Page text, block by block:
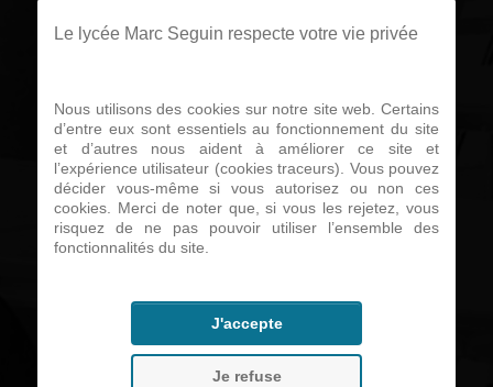
sont toujours
Liens utiles...
stages
• Télécharger une convention
Le lycée Marc Seguin respecte votre vie privée
Nous utilisons des cookies sur notre site web. Certains
d’entre eux sont essentiels au fonctionnement du site
et d’autres nous aident à améliorer ce site et
l’expérience utilisateur (cookies traceurs). Vous pouvez
décider vous-même si vous autorisez ou non ces
cookies. Merci de noter que, si vous les rejetez, vous
risquez de ne pas pouvoir utiliser l’ensemble des
fonctionnalités du site.
J'accepte
Je refuse